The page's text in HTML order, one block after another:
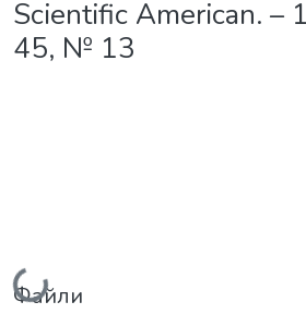
Scientific American. –
45, № 13
Вантажиться...
Файли